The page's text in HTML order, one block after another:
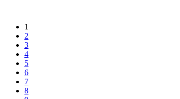
1
2
3
4
5
6
7
8